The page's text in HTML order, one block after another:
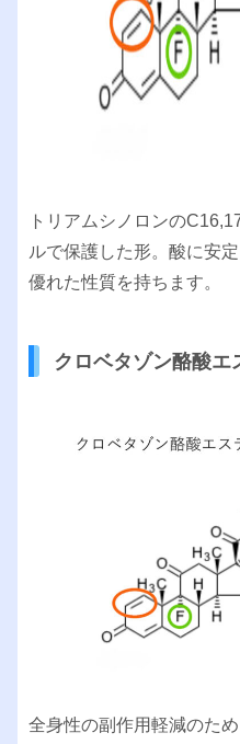
トリアムシノロンの
ルで保護した形。酸に安
優れた性質を持ちます。
クロベタゾン酪酸
全身性の副作用軽減のた